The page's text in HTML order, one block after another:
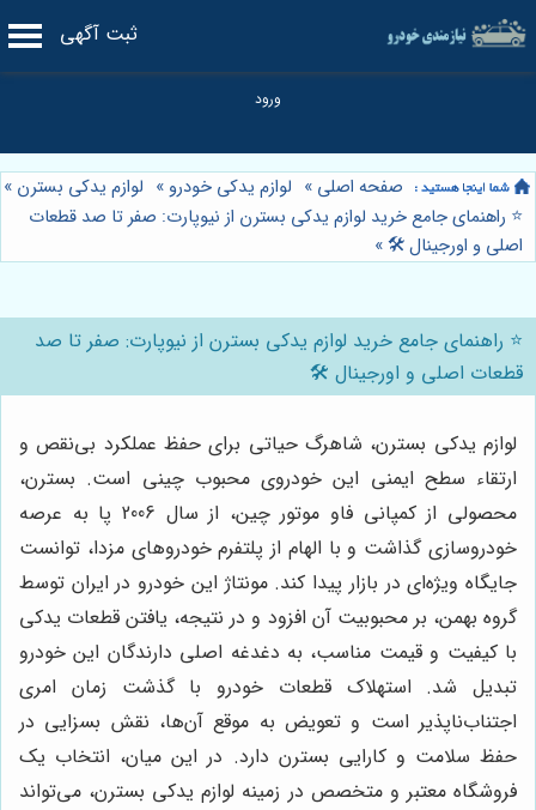
ثبت آگهی
صفحه اصلی » لوازم یدکی خودرو » لوازم یدکی بسترن »
⭐️ راهنمای جامع خرید لوازم یدکی بسترن از نیوپارت: صفر تا صد قطعات
اصلی و اورجینال 🛠️»
⭐️ راهنمای جامع خرید لوازم یدکی بسترن از نیوپارت: صفر تا صد
قطعات اصلی و اورجینال 🛠️
لوازم یدکی بسترن، شاهرگ حیاتی برای حفظ عملکرد بی‌نقص و
ارتقاء سطح ایمنی این خودروی محبوب چینی است. بسترن،
محصولی از کمپانی فاو موتور چین، از سال 2006 پا به عرصه
خودروسازی گذاشت و با الهام از پلتفرم خودروهای مزدا، توانست
جایگاه ویژه‌ای در بازار پیدا کند. مونتاژ این خودرو در ایران توسط
گروه بهمن، بر محبوبیت آن افزود و در نتیجه، یافتن قطعات یدکی
با کیفیت و قیمت مناسب، به دغدغه اصلی دارندگان این خودرو
تبدیل شد. استهلاک قطعات خودرو با گذشت زمان امری
اجتناب‌ناپذیر است و تعویض به موقع آن‌ها، نقش بسزایی در
حفظ سلامت و کارایی بسترن دارد. در این میان، انتخاب یک
فروشگاه معتبر و متخصص در زمینه لوازم یدکی بسترن، می‌تواند